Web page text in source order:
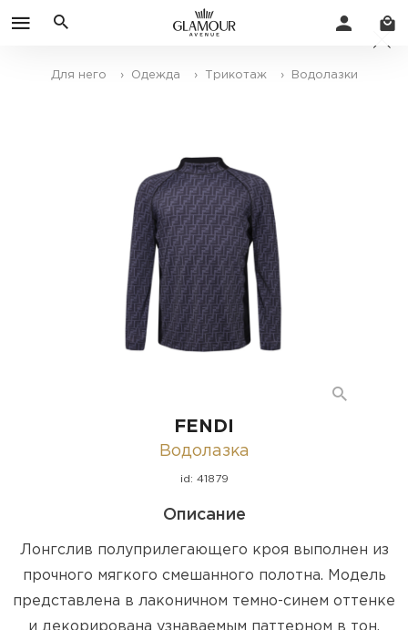
Для него › Одежда › Трикотаж › Водолазки
FENDI
Водолазка
id: 41879
Описание
Лонгслив полуприлегающего кроя выполнен из
прочного мягкого смешанного полотна. Модель
представлена в лаконичном темно-синем оттенке
и декорирована узнаваемым паттерном в тон.